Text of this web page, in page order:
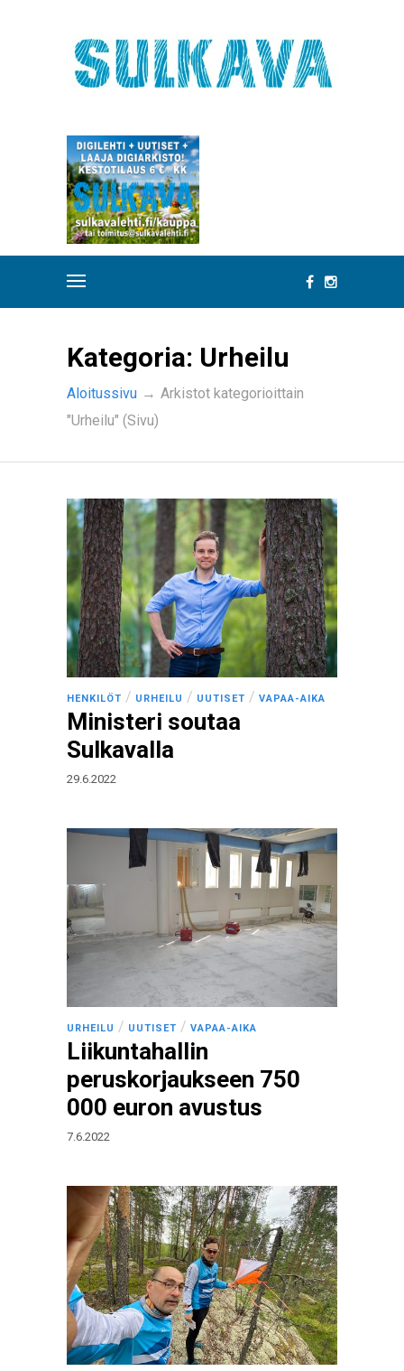
Kategoria: Urheilu
Aloitussivu → Arkistot kategorioittain
"Urheilu" (Sivu)
HENKILÖT / URHEILU / UUTISET / VAPAA-AIKA
Ministeri soutaa
Sulkavalla
29.6.2022
URHEILU / UUTISET / VAPAA-AIKA
Liikuntahallin
peruskorjaukseen 750
000 euron avustus
7.6.2022